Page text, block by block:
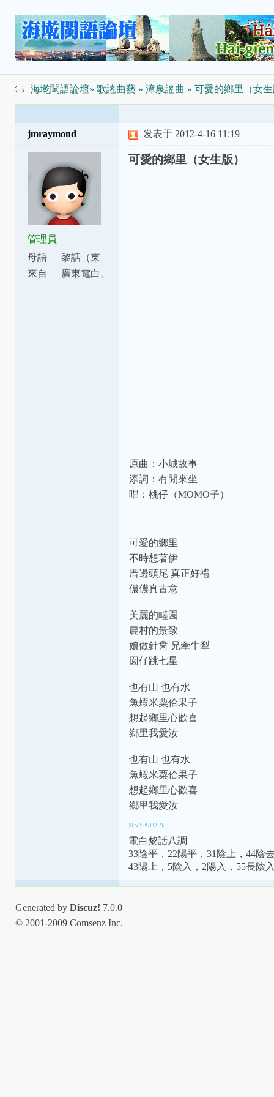
海墘閩語論壇» 歌謠曲藝» 漳泉謠曲 » 可愛的鄉里（女
jmraymond
管理員
母語
黎話（東
話）
來自
廣東電白、
发表于 2012-4-16 11:19
可愛的鄉里（女生版）
原曲：小城故事
添詞：有閒來坐
唱：桃仔（MOMO子）
可愛的鄉里
不時想著伊
厝邊頭尾 真正好禮
儂儂真古意
美麗的畻園
農村的景致
娘做針黹 兄牽牛犁
囡仔跳七星
也有山 也有水
魚蝦米粟佮果子
想起鄉里心歡喜
鄉里我愛汝
也有山 也有水
魚蝦米粟佮果子
想起鄉里心歡喜
鄉里我愛汝
電白黎話八調
33陰平，22陽平，31陰上，44陰
43陽上，5陰入，2陽入，55長陰
Generated by Discuz! 7.0.0
© 2001-2009 Comsenz Inc.